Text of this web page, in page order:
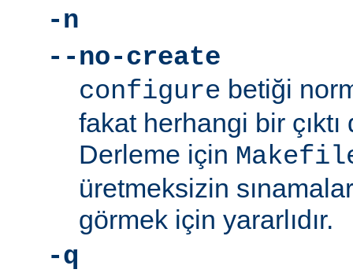
-n
--no-create
configure betiği
fakat herhangi bir
Derleme için
üretmeksizin
görmek için yararlıdır.
-q